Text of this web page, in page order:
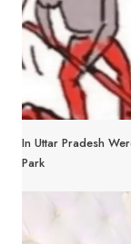
In Uttar Pradesh
Park